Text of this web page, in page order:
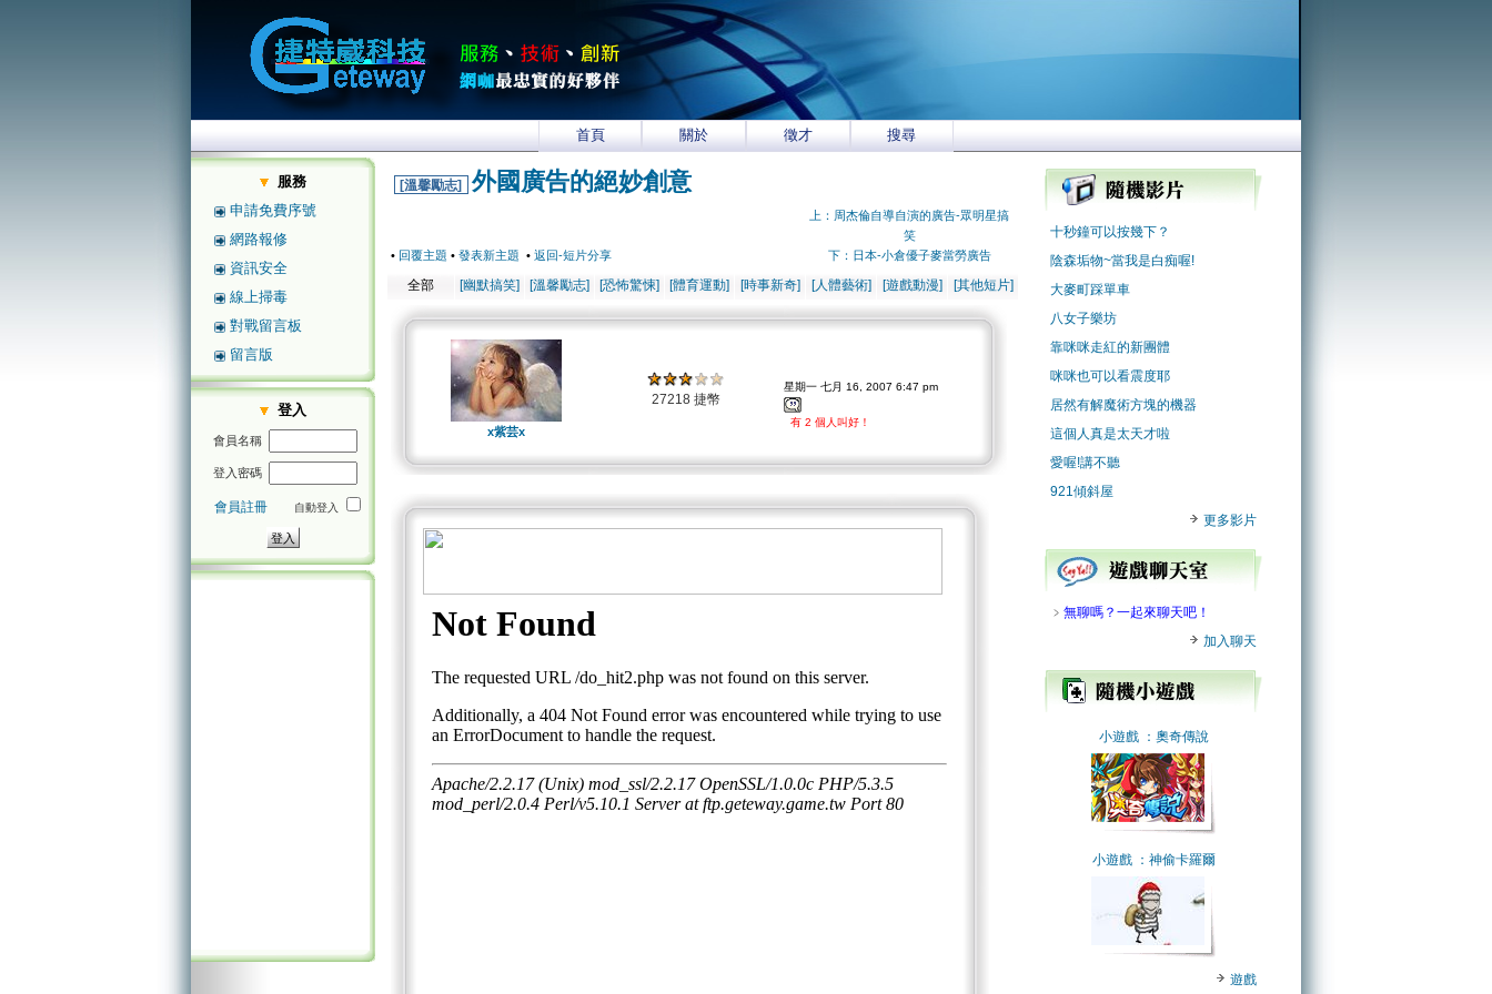
首頁 關於 徵才 搜尋
服務
申請免費序號
網路報修
資訊安全
線上掃毒
對戰留言板
留言版
登入
會員名稱
登入密碼
會員註冊 自動登入
[溫馨勵志] 外國廣告的絕妙創意
• 回覆主題 • 發表新主題 • 返回-短片分享
上：周杰倫自導自演的廣告-眾明星搞
笑
下：日本-小倉優子麥當勞廣告
全部 [幽默搞笑] [溫馨勵志] [恐怖驚悚] [體育運動] [時事新奇] [人體藝術] [遊戲動漫] [其他短片]
x紫芸x
27218 捷幣
星期一 七月 16, 2007 6:47 pm
有 2 個人叫好！
十秒鐘可以按幾下？
陰森垢物~當我是白痴喔!
大麥町踩單車
八女子樂坊
靠咪咪走紅的新團體
咪咪也可以看震度耶
居然有解魔術方塊的機器
這個人真是太天才啦
愛喔!講不聽
921傾斜屋
更多影片
﹥ 無聊嗎？一起來聊天吧！
加入聊天
小遊戲 ：奧奇傳說
小遊戲 ：神偷卡羅爾
遊戲